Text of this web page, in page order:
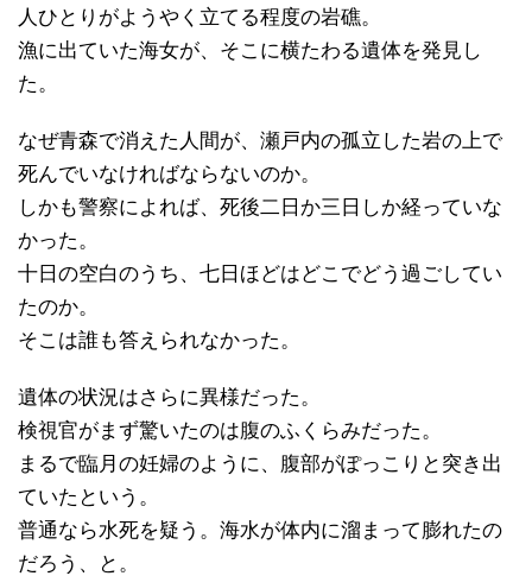
人ひとりがようやく立てる程度の岩礁。
漁に出ていた海女が、そこに横たわる遺体を発見し
た。
なぜ青森で消えた人間が、瀬戸内の孤立した岩の上で
死んでいなければならないのか。
しかも警察によれば、死後二日か三日しか経っていな
かった。
十日の空白のうち、七日ほどはどこでどう過ごしてい
たのか。
そこは誰も答えられなかった。
遺体の状況はさらに異様だった。
検視官がまず驚いたのは腹のふくらみだった。
まるで臨月の妊婦のように、腹部がぽっこりと突き出
ていたという。
普通なら水死を疑う。海水が体内に溜まって膨れたの
だろう、と。